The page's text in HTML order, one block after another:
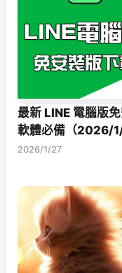
最新 LINE 電腦版
軟體必備（2026/1/
2026/1/27